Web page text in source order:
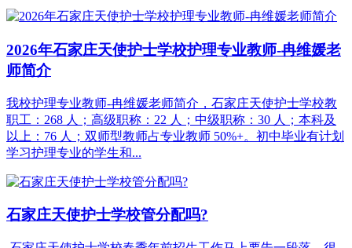
2026年石家庄天使护士学校护理专业教师-冉维媛老
师简介
我校护理专业教师-冉维媛老师简介，石家庄天使护士学校教
职工：268 人；高级职称：22 人；中级职称：30 人；本科及
以上：76 人；双师型教师占专业教师 50%+。初中毕业有计划
学习护理专业的学生和...
石家庄天使护士学校管分配吗?